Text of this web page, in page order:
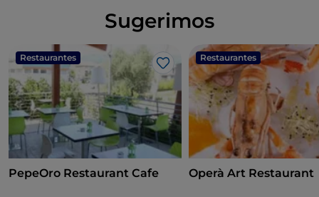
Sugerimos
Restaurantes
Me gusta
PepeOro Restaurant Cafe
Restaurantes
Operà Art Restaurant